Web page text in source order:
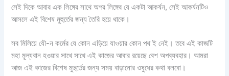
সেই দিকে আবার এক লিঙ্গের সাথে অপর লিঙ্গের যে একটা আকর্ষন, সেই আকর্ষনটিও
আসলে এই বিশেষ মুহুর্তের জন্য তৈরি হয়ে থাকে।
সব মিলিয়ে যৌ-ন কর্মের যে কোন এড়িয়ে যাওয়ার কোন পথ ই নেই। তবে এই কাজটি
মহা মূল্যবান হওয়ার সাথে সাথে এই কাজের আবার রয়েছে বেশ অপব্যবহার। আমরা
আজ এই কাজের বিশেষ মুহুর্তের জন্য সময় বাড়ানোর ওষুধের কথা বলবো।